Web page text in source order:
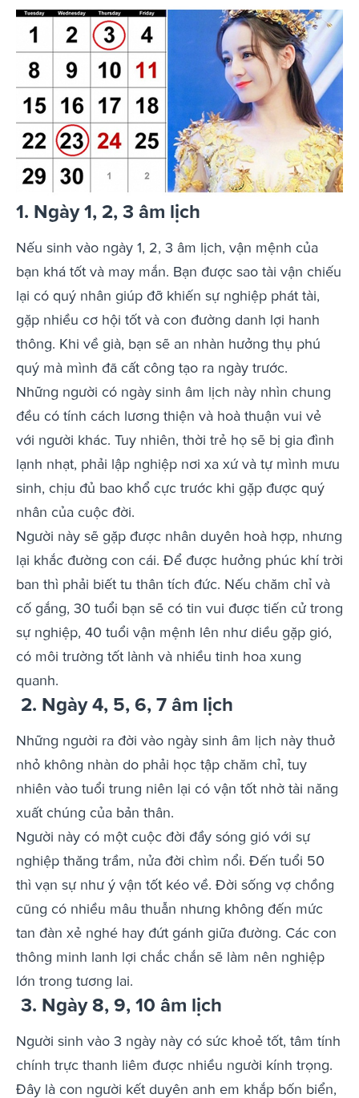
1. Ngày 1, 2, 3 âm lịch
Nếu sinh vào ngày 1, 2, 3 âm lịch, vận mệnh của
bạn khá tốt và may mắn. Bạn được sao tài vận chiếu
lại có quý nhân giúp đỡ khiến sự nghiệp phát tài,
gặp nhiều cơ hội tốt và con đường danh lợi hanh
thông. Khi về già, bạn sẽ an nhàn hưởng thụ phú
quý mà mình đã cất công tạo ra ngày trước.
Những người có ngày sinh âm lịch này nhìn chung
đều có tính cách lương thiện và hoà thuận vui vẻ
với người khác. Tuy nhiên, thời trẻ họ sẽ bị gia đình
lạnh nhạt, phải lập nghiệp nơi xa xứ và tự mình mưu
sinh, chịu đủ bao khổ cực trước khi gặp được quý
nhân của cuộc đời.
Người này sẽ gặp được nhân duyên hoà hợp, nhưng
lại khắc đường con cái. Để được hưởng phúc khí trời
ban thì phải biết tu thân tích đức. Nếu chăm chỉ và
cố gắng, 30 tuổi bạn sẽ có tin vui được tiến cử trong
sự nghiệp, 40 tuổi vận mệnh lên như diều gặp gió,
có môi trường tốt lành và nhiều tinh hoa xung
quanh.
2. Ngày 4, 5, 6, 7 âm lịch
Những người ra đời vào ngày sinh âm lịch này thuở
nhỏ không nhàn do phải học tập chăm chỉ, tuy
nhiên vào tuổi trung niên lại có vận tốt nhờ tài năng
xuất chúng của bản thân.
Người này có một cuộc đời đầy sóng gió với sự
nghiệp thăng trầm, nửa đời chìm nổi. Đến tuổi 50
thì vạn sự như ý vận tốt kéo về. Đời sống vợ chồng
cũng có nhiều mâu thuẫn nhưng không đến mức
tan đàn xẻ nghé hay đứt gánh giữa đường. Các con
thông minh lanh lợi chắc chắn sẽ làm nên nghiệp
lớn trong tương lai.
3. Ngày 8, 9, 10 âm lịch
Người sinh vào 3 ngày này có sức khoẻ tốt, tâm tính
chính trực thanh liêm được nhiều người kính trọng.
Đây là con người kết duyên anh em khắp bốn biển,